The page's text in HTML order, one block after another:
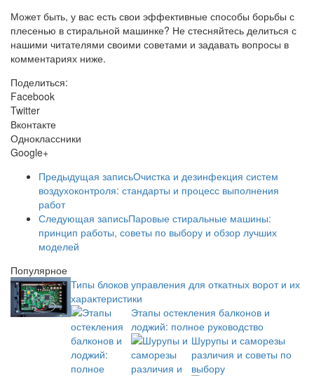
Может быть, у вас есть свои эффективные способы борьбы с
плесенью в стиральной машинке? Не стесняйтесь делиться с
нашими читателями своими советами и задавать вопросы в
комментариях ниже.
Поделиться:
Facebook
Twitter
Вконтакте
Одноклассники
Google+
Предыдущая записьОчистка и дезинфекция систем
воздухоконтроля: стандарты и процесс выполнения
работ
Следующая записьПаровые стиральные машины:
принцип работы, советы по выбору и обзор лучших
моделей
Популярное
Типы блоков управления для откатных ворот и их
характеристики
Этапы остекления балконов и
лоджий: полное руководство
Шурупы и саморезы
различия и советы по
выбору